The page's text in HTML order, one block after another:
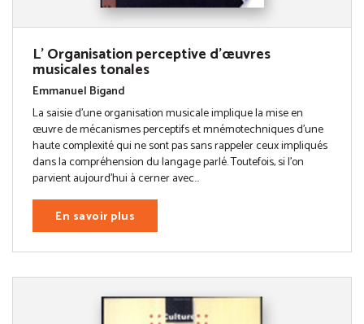
L' Organisation perceptive d'œuvres
musicales tonales
Emmanuel Bigand
La saisie d’une organisation musicale implique la mise en
œuvre de mécanismes perceptifs et mnémotechniques d’une
haute complexité qui ne sont pas sans rappeler ceux impliqués
dans la compréhension du langage parlé. Toutefois, si l’on
parvient aujourd’hui à cerner avec...
En savoir plus